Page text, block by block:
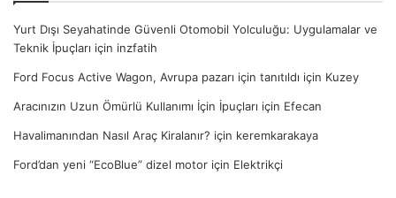
Yurt Dışı Seyahatinde Güvenli Otomobil Yolculuğu: Uygulamalar ve
Teknik İpuçları için inzfatih
Ford Focus Active Wagon, Avrupa pazarı için tanıtıldı için Kuzey
Aracınızın Uzun Ömürlü Kullanımı İçin İpuçları için Efecan
Havalimanından Nasıl Araç Kiralanır? için keremkarakaya
Ford’dan yeni “EcoBlue” dizel motor için Elektrikçi